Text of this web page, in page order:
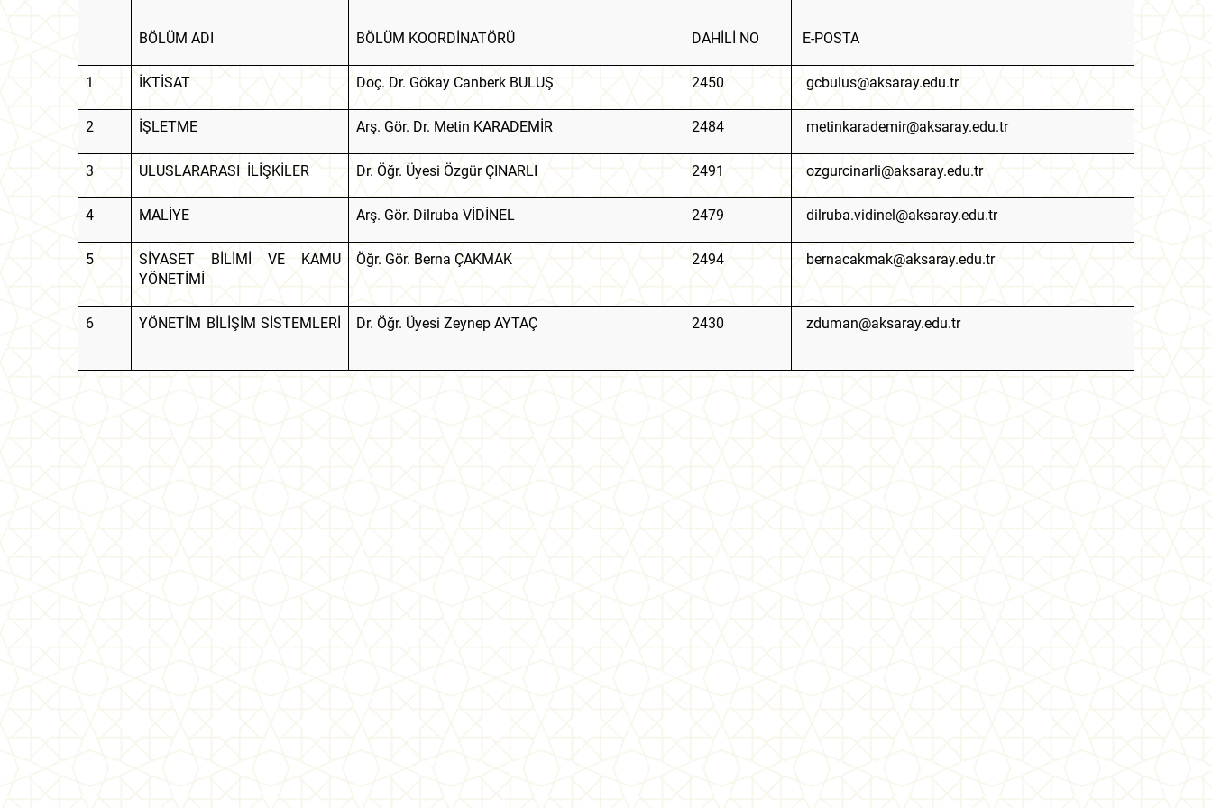
BÖLÜM ADI BÖLÜM KOORDİNATÖRÜ DAHİLİ NO E-POSTA
1 İKTİSAT Doç. Dr. Gökay Canberk BULUŞ 2450 gcbulus@aksaray.edu.tr
2 İŞLETME Arş. Gör. Dr. Metin KARADEMİR 2484 metinkarademir@aksaray.edu.tr
3 ULUSLARARASI İLİŞKİLER Dr. Öğr. Üyesi Özgür ÇINARLI 2491 ozgurcinarli@aksaray.edu.tr
4 MALİYE Arş. Gör. Dilruba VİDİNEL 2479 dilruba.vidinel@aksaray.edu.tr
5
SİYASET BİLİMİ VE KAMU
YÖNETİMİ
Öğr. Gör. Berna ÇAKMAK 2494 bernacakmak@aksaray.edu.tr
6 YÖNETİM BİLİŞİM SİSTEMLERİ Dr. Öğr. Üyesi Zeynep AYTAÇ 2430 zduman@aksaray.edu.tr